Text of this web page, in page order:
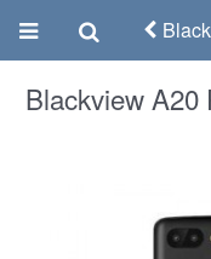
Blackview A20